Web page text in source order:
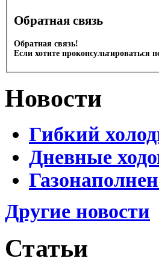
Обратная связь
Обратная связь!
Если хотите
Новости
Гибкий
Дневные
Другие новости
Статьи